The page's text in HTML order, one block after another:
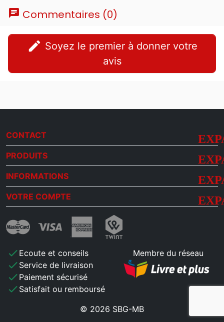
chat Commentaires (0)
edit
avis
CONTACT
PRODUITS
INFORMATIONS
VOTRE COMPTE
check Ecoute et conseils
check Service de livraison
check Paiement sécurisé
check Satisfait ou remboursé
Membre du réseau
© 2026 SBG-MB